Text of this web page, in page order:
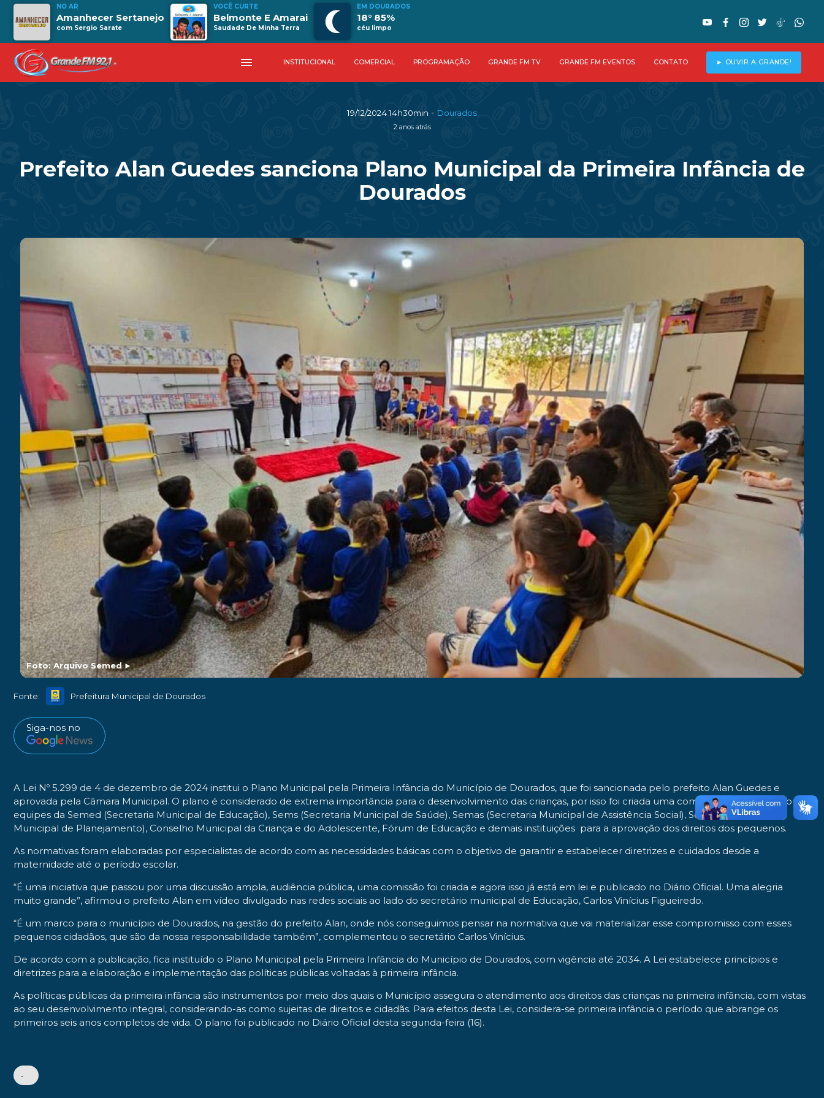
NO AR
Amanhecer Sertanejo
com Sergio Sarate
VOCÊ CURTE
Belmonte E Amarai
Saudade De Minha Terra
EM DOURADOS
18° 85%
céu limpo
menu INSTITUCIONAL COMERCIAL PROGRAMAÇÃO GRANDE FM TV GRANDE FM EVENTOS CONTATO ► OUVIR A GRANDE!
19/12/2024 14h30min - Dourados
2 anos atrás
Prefeito Alan Guedes sanciona Plano Municipal da Primeira Infância de
Dourados
Foto: Arquivo Semed►
Fonte: Prefeitura Municipal de Dourados
Siga-nos no
A Lei Nº 5.299 de 4 de dezembro de 2024 institui o Plano Municipal pela Primeira Infância do Município de Dourados, que foi sancionada pelo prefeito Alan Guedes e
aprovada pela Câmara Municipal. O plano é considerado de extrema importância para o desenvolvimento das crianças, por isso foi criada uma comissão intersetorial com
equipes da Semed (Secretaria Municipal de Educação), Sems (Secretaria Municipal de Saúde), Semas (Secretaria Municipal de Assistência Social), Seplan (Secretaria
Municipal de Planejamento), Conselho Municipal da Criança e do Adolescente, Fórum de Educação e demais instituições para a aprovação dos direitos dos pequenos.
As normativas foram elaboradas por especialistas de acordo com as necessidades básicas com o objetivo de garantir e estabelecer diretrizes e cuidados desde a
maternidade até o período escolar.
“É uma iniciativa que passou por uma discussão ampla, audiência pública, uma comissão foi criada e agora isso já está em lei e publicado no Diário Oficial. Uma alegria
muito grande”, afirmou o prefeito Alan em vídeo divulgado nas redes sociais ao lado do secretário municipal de Educação, Carlos Vinícius Figueiredo.
“É um marco para o município de Dourados, na gestão do prefeito Alan, onde nós conseguimos pensar na normativa que vai materializar esse compromisso com esses
pequenos cidadãos, que são da nossa responsabilidade também”, complementou o secretário Carlos Vinícius.
De acordo com a publicação, fica instituído o Plano Municipal pela Primeira Infância do Município de Dourados, com vigência até 2034. A Lei estabelece princípios e
diretrizes para a elaboração e implementação das políticas públicas voltadas à primeira infância.
As políticas públicas da primeira infância são instrumentos por meio dos quais o Município assegura o atendimento aos direitos das crianças na primeira infância, com vistas
ao seu desenvolvimento integral, considerando-as como sujeitas de direitos e cidadãs. Para efeitos desta Lei, considera-se primeira infância o período que abrange os
primeiros seis anos completos de vida. O plano foi publicado no Diário Oficial desta segunda-feira (16).
•